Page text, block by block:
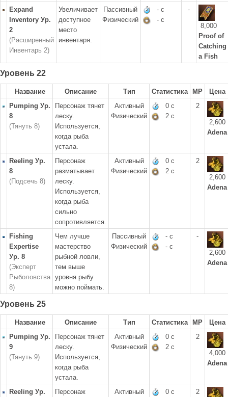
Expand
Inventory Ур.
2
(Расширенный
Инвентарь 2)
Увеличивает
доступное
место
инвентаря.
Пассивный
Физический
- с
- с
-
8,000
Proof of
Catching
a Fish
Уровень 22
Название Описание Тип Статистика MP
Цена
Pumping Ур.
8
(Тянуть 8)
Персонаж тянет
леску.
Используется,
когда рыба
устала.
Активный
Физический
0 с
2 с
2
2,600
Adena
Reeling Ур.
8
(Подсечь 8)
Персонаж
разматывает
леску.
Используется,
когда рыба
сильно
сопротивляется.
Активный
Физический
0 с
2 с
2
2,600
Adena
Fishing
Expertise
Ур. 8
(Эксперт
Рыболовства
8)
Чем лучше
мастерство
рыбной ловли,
тем выше
уровня рыбу
можно поймать.
Пассивный
Физический
- с
- с
-
2,600
Adena
Уровень 25
Название Описание Тип Статистика MP
Цена
Pumping Ур.
9
(Тянуть 9)
Персонаж тянет
леску.
Используется,
когда рыба
устала.
Активный
Физический
0 с
2 с
2
4,000
Adena
Reeling Ур.
Персонаж
Активный
0 с
2